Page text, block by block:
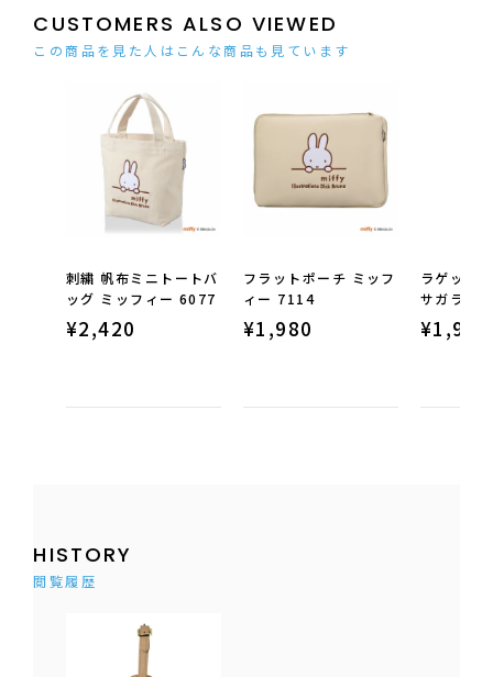
この商品を見た人はこんな商品も見ています
CUSTOMERS ALSO VIEWED
刺繍 帆布ミニトートバ
ッグ ミッフィー 6077
¥2,420
フラットポーチ ミッフ
ィー 7114
¥1,980
ラゲッジ
サガラ刺
¥1,980
閲覧履歴
HISTORY